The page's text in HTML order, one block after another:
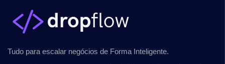
Tudo para escalar negócios de Forma Inteligente.